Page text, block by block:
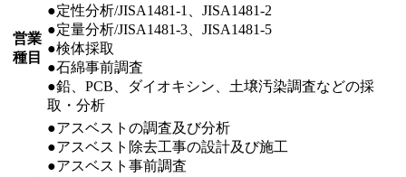
営業
種目
●定性分析/JISA1481-1、JISA1481-2
●定量分析/JISA1481-3、JISA1481-5
●検体採取
●石綿事前調査
●鉛、PCB、ダイオキシン、土壌汚染調査などの採
取・分析
●アスベストの調査及び分析
●アスベスト除去工事の設計及び施工
●アスベスト事前調査